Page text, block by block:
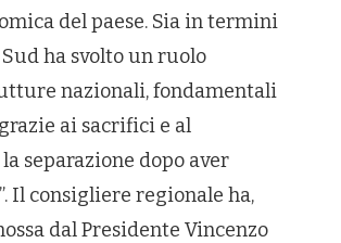
del paese. Sia in termini
ha svolto un ruolo
nazionali, fondamentali
ai sacrifici e al
separazione dopo aver
Il consigliere regionale ha,
dal Presidente Vincenzo